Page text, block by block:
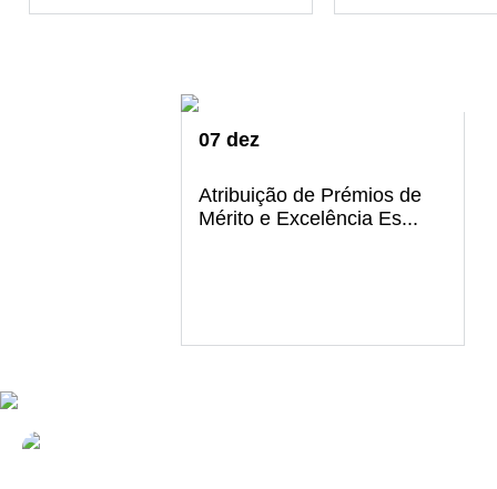
07 dez
Atribuição de Prémios de
Mérito e Excelência Es...